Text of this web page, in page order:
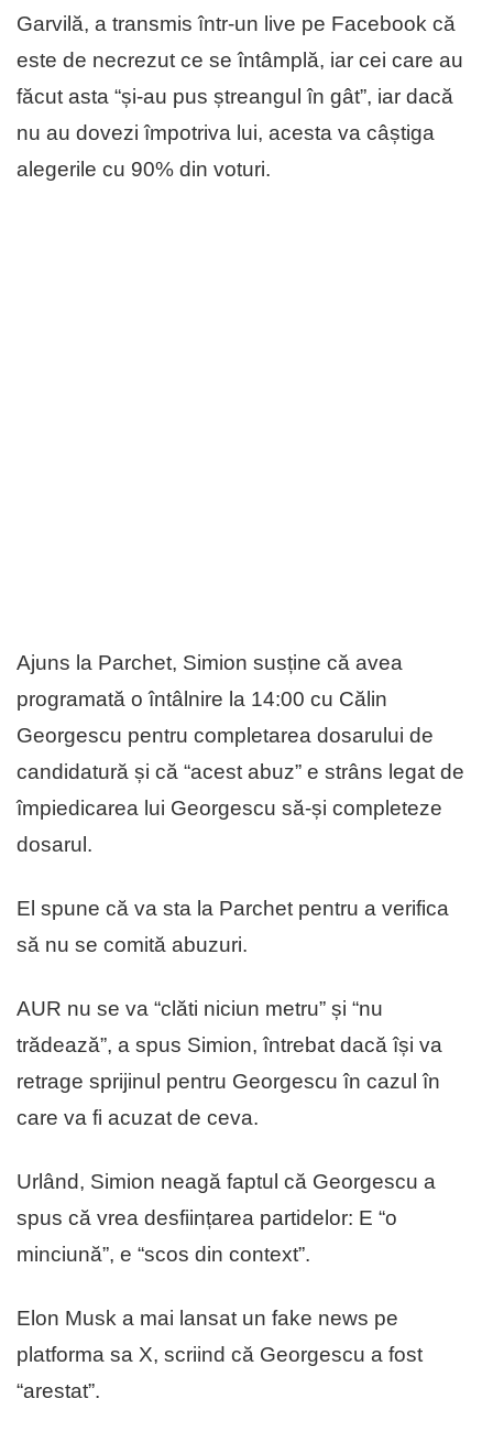
Garvilă, a transmis într-un live pe Facebook că
este de necrezut ce se întâmplă, iar cei care au
făcut asta “și-au pus ștreangul în gât”, iar dacă
nu au dovezi împotriva lui, acesta va câștiga
alegerile cu 90% din voturi.
Ajuns la Parchet, Simion susține că avea
programată o întâlnire la 14:00 cu Călin
Georgescu pentru completarea dosarului de
candidatură și că “acest abuz” e strâns legat de
împiedicarea lui Georgescu să-și completeze
dosarul.
El spune că va sta la Parchet pentru a verifica
să nu se comită abuzuri.
AUR nu se va “clăti niciun metru” și “nu
trădează”, a spus Simion, întrebat dacă își va
retrage sprijinul pentru Georgescu în cazul în
care va fi acuzat de ceva.
Urlând, Simion neagă faptul că Georgescu a
spus că vrea desființarea partidelor: E “o
minciună”, e “scos din context”.
Elon Musk a mai lansat un fake news pe
platforma sa X, scriind că Georgescu a fost
“arestat”.